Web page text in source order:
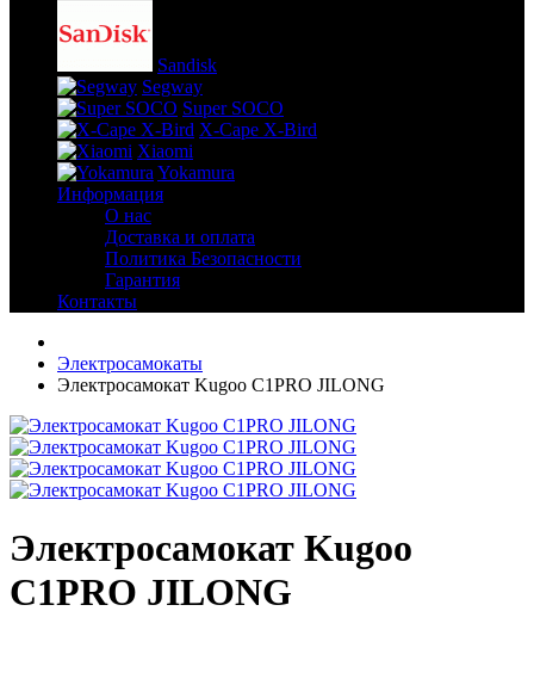
Sandisk
Segway
Super SOCO
X-Cape X-Bird
Xiaomi
Yokamura
Информация
О нас
Доставка и оплата
Политика Безопасности
Гарантия
Контакты
Электросамокаты
Электросамокат Kugoo C1PRO JILONG
Электросамокат Kugoo
C1PRO JILONG